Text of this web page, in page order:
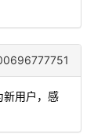
新用户，感